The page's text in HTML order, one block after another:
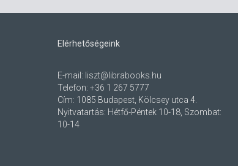
Elérhetőségeink
E-mail: liszt@librabooks.hu
Telefon: +36 1 267 5777
Cím: 1085 Budapest, Kölcsey utca 4.
Nyitvatartás: Hétfő-Péntek 10-18, Szombat:
10-14